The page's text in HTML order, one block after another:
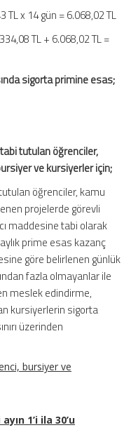
TL x 14 gün = 6.068,02 TL
TL + 6.068,02 TL =
sigorta primine esas;
tutulan öğrenciler,
ve kursiyerler için;
öğrenciler, kamu
projelerde görevli
maddesine tabi olarak
prime esas kazanç
göre belirlenen günlük
fazla olmayanlar ile
meslek edindirme,
kursiyerlerin sigorta
üzerinden
bursiyer ve
1’i ila 30’u